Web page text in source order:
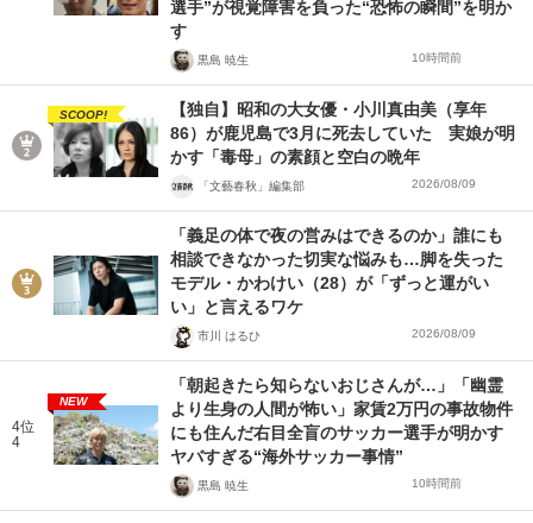
選手”が視覚障害を負った“恐怖の瞬間”を明か
す
黒島 暁生 10時間前
SCOOP!
【独自】昭和の大女優・小川真由美（享年
86）が鹿児島で3月に死去していた 実娘が明
かす「毒母」の素顔と空白の晩年
「文藝春秋」編集部 2026/08/09
「義足の体で夜の営みはできるのか」誰にも
相談できなかった切実な悩みも…脚を失った
モデル・かわけい（28）が「ずっと運がい
い」と言えるワケ
市川 はるひ 2026/08/09
4位
4
NEW
「朝起きたら知らないおじさんが…」「幽霊
より生身の人間が怖い」家賃2万円の事故物件
にも住んだ右目全盲のサッカー選手が明かす
ヤバすぎる“海外サッカー事情”
黒島 暁生 10時間前